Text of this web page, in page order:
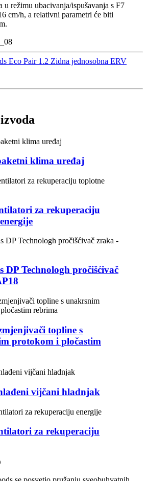
u režimu ubacivanja/ispušavanja s F7
cm/h, a relativni parametri će biti
Eco Pair 1.2 Zidna jednosobna ERV
klima uređaj
za rekuperaciju
DP Technologh pročišćivač
topline s
protokom i pločastim
vijčani hladnjak
za rekuperaciju